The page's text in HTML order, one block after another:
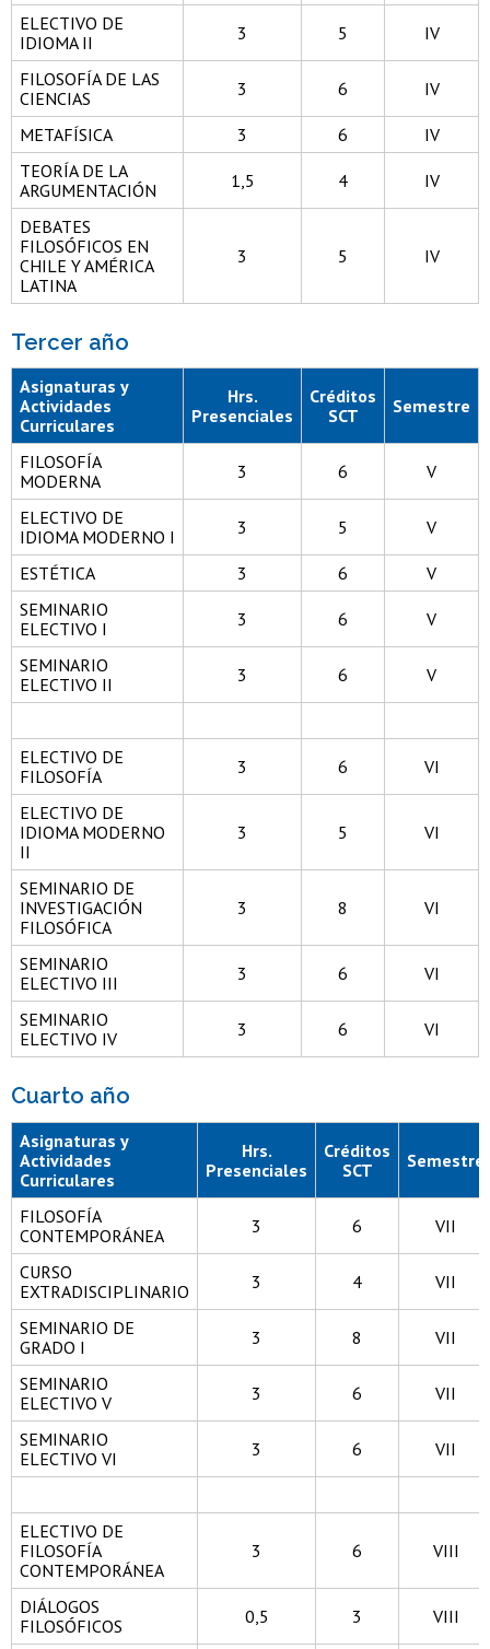
ELECTIVO DE
IDIOMA II
3 5 IV
FILOSOFÍA DE LAS
CIENCIAS
3 6 IV
METAFÍSICA 3 6
IV
TEORÍA DE LA
ARGUMENTACIÓN
1,5 4 IV
DEBATES
FILOSÓFICOS EN
CHILE Y AMÉRICA
LATINA
3 5 IV
Tercer año
Asignaturas y
Actividades
Curriculares
Hrs.
Presenciales
Créditos
SCT
Semestre
FILOSOFÍA
MODERNA
3 6 V
ELECTIVO DE
IDIOMA MODERNO I
3 5 V
ESTÉTICA 3 6
V
SEMINARIO
ELECTIVO I
3 6 V
SEMINARIO
ELECTIVO II
3 6 V
ELECTIVO DE
FILOSOFÍA
3 6 VI
ELECTIVO DE
IDIOMA MODERNO
II
3 5 VI
SEMINARIO DE
INVESTIGACIÓN
FILOSÓFICA
3 8 VI
SEMINARIO
ELECTIVO III
3 6 VI
SEMINARIO
ELECTIVO IV
3 6 VI
Cuarto año
Asignaturas y
Actividades
Curriculares
Hrs.
Presenciales
Créditos
SCT
Semestre
FILOSOFÍA
CONTEMPORÁNEA
3 6 VII
CURSO
EXTRADISCIPLINARIO
3 4 VII
SEMINARIO DE
GRADO I
3 8 VII
SEMINARIO
ELECTIVO V
3 6 VII
SEMINARIO
ELECTIVO VI
3 6 VII
ELECTIVO DE
FILOSOFÍA
CONTEMPORÁNEA
3 6 VIII
DIÁLOGOS
FILOSÓFICOS
0,5 3 VIII